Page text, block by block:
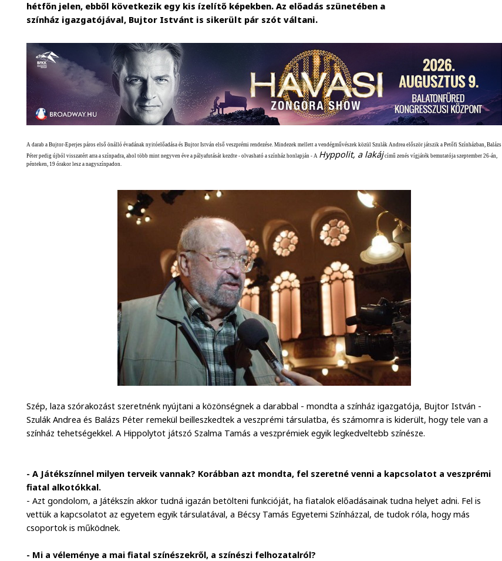
hétfőn jelen, ebből következik egy kis ízelítő képekben. Az előadás szünetében a
színház igazgatójával, Bujtor Istvánt is sikerült pár szót váltani.
A darab a Bujtor-Eperjes páros első önálló évadának nyitóelőadása és Bujtor István első veszprémi rendezése. Mindezek mellett a vendégművészek közül Szulák Andrea először játszik a Petőfi Színházban, Balázs
Péter pedig újból visszatért arra a színpadra, ahol több mint negyven éve a pályafutását kezdte - olvasható a színház honlapján - A Hyppolit, a lakájcímű zenés vígjáték bemutatója szeptember 26-án,
pénteken, 19 órakor lesz a nagyszínpadon.
Szép, laza szórakozást szeretnénk nyújtani a közönségnek a darabbal - mondta a színház igazgatója, Bujtor István -
Szulák Andrea és Balázs Péter remekül beilleszkedtek a veszprémi társulatba, és számomra is kiderült, hogy tele van a
színház tehetségekkel. A Hippolytot játszó Szalma Tamás a veszprémiek egyik legkedveltebb színésze.
- A Játékszínnel milyen terveik vannak? Korábban azt mondta, fel szeretné venni a kapcsolatot a veszprémi
fiatal alkotókkal.
- Azt gondolom, a Játékszín akkor tudná igazán betölteni funkcióját, ha fiatalok előadásainak tudna helyet adni. Fel is
vettük a kapcsolatot az egyetem egyik társulatával, a Bécsy Tamás Egyetemi Színházzal, de tudok róla, hogy más
csoportok is működnek.
- Mi a véleménye a mai fiatal színészekről, a színészi felhozatalról?